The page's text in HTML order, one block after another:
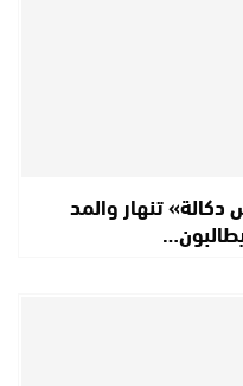
تنهار والمد